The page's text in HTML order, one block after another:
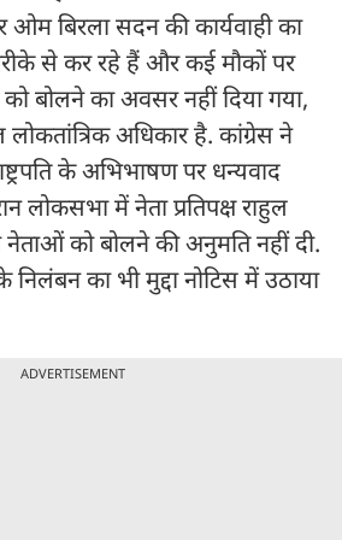
बिरला सदन की कार्यवाही का
से कर रहे हैं और कई मौकों पर
बोलने का अवसर नहीं दिया गया,
अधिकार है. कांग्रेस ने
के अभिभाषण पर धन्यवाद
लोकसभा में नेता प्रतिपक्ष राहुल
नेताओं को बोलने की अनुमति नहीं दी.
का भी मुद्दा नोटिस में उठाया
ADVERTISEMENT